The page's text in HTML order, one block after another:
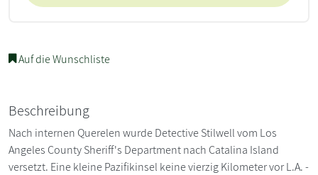
Auf die Wunschliste
Beschreibung
Nach internen Querelen wurde Detective Stilwell vom Los
Angeles County Sheriff's Department nach Catalina Island
versetzt. Eine kleine Pazifikinsel keine vierzig Kilometer vor L.A. -